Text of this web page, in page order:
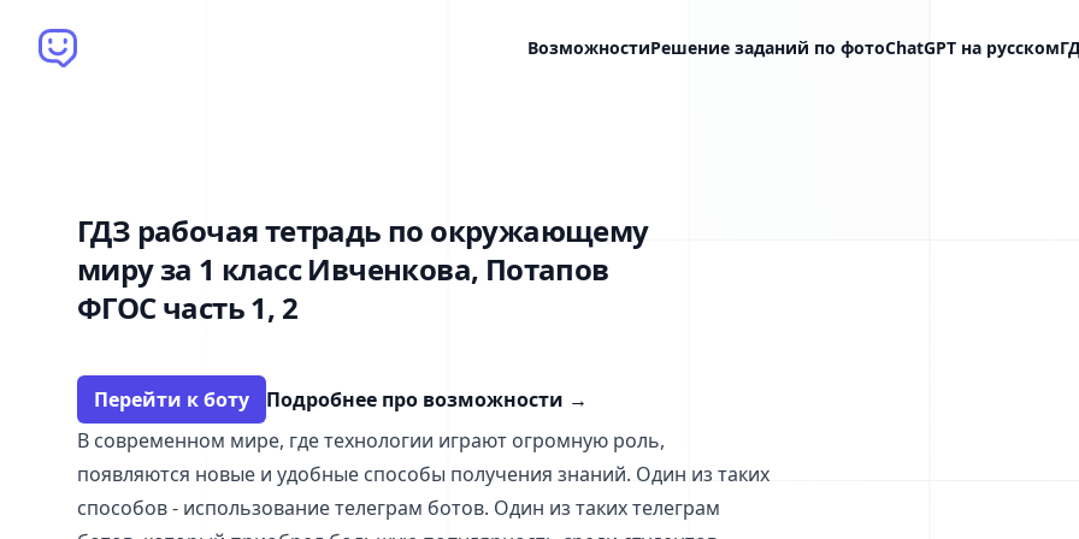
Brain Bot ВозможностиРешение заданий по фотоChatGPT на русском
ГДЗ рабочая тетрадь по окружающему
миру за 1 класс Ивченкова, Потапов
ФГОС часть 1, 2
Перейти к боту Подробнее про возможности →
В современном мире, где технологии играют огромную роль,
появляются новые и удобные способы получения знаний. Один из таких
способов - использование телеграм ботов. Один из таких телеграм